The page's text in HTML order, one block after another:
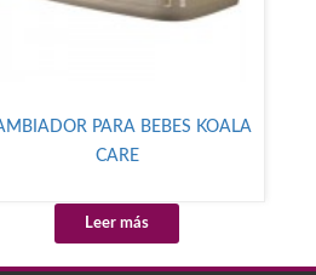
PARA BEBES KOALA
CARE
Leer más